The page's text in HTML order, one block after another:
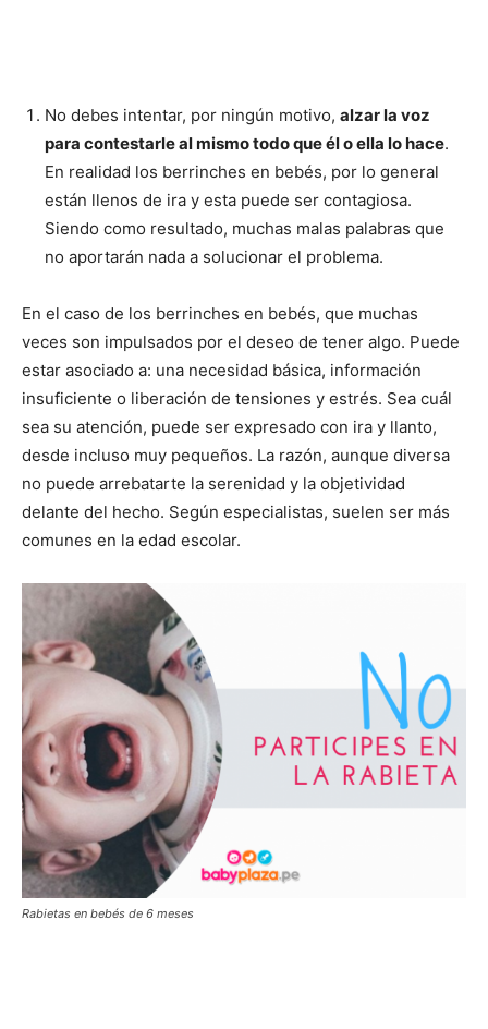
No debes intentar, por ningún motivo, alzar la voz
para contestarle al mismo todo que él o ella lo hace.
En realidad los berrinches en bebés, por lo general
están llenos de ira y esta puede ser contagiosa.
Siendo como resultado, muchas malas palabras que
no aportarán nada a solucionar el problema.
En el caso de los berrinches en bebés, que muchas
veces son impulsados por el deseo de tener algo. Puede
estar asociado a: una necesidad básica, información
insuficiente o liberación de tensiones y estrés. Sea cuál
sea su atención, puede ser expresado con ira y llanto,
desde incluso muy pequeños. La razón, aunque diversa
no puede arrebatarte la serenidad y la objetividad
delante del hecho. Según especialistas, suelen ser más
comunes en la edad escolar.
Rabietas en bebés de 6 meses